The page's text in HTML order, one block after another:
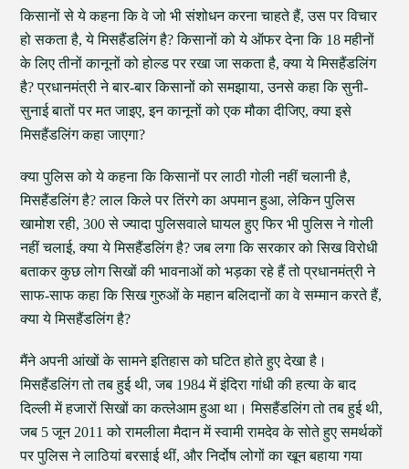
किसानों से ये कहना कि वे जो भी संशोधन करना चाहते हैं, उस पर विचार
हो सकता है, ये मिसहैंडलिंग है? किसानों को ये ऑफर देना कि 18 महीनों
के लिए तीनों कानूनों को होल्ड पर रखा जा सकता है, क्या ये मिसहैंडलिंग
है? प्रधानमंत्री ने बार-बार किसानों को समझाया, उनसे कहा कि सुनी-
सुनाई बातों पर मत जाइए, इन कानूनों को एक मौका दीजिए, क्या इसे
मिसहैंडलिंग कहा जाएगा?
क्या पुलिस को ये कहना कि किसानों पर लाठी गोली नहीं चलानी है,
मिसहैंडलिंग है? लाल किले पर तिंरगे का अपमान हुआ, लेकिन पुलिस
खामोश रही, 300 से ज्यादा पुलिसवाले घायल हुए फिर भी पुलिस ने गोली
नहीं चलाई, क्या ये मिसहैंडलिंग है? जब लगा कि सरकार को सिख विरोधी
बताकर कुछ लोग सिखों की भावनाओं को भड़का रहे हैं तो प्रधानमंत्री ने
साफ-साफ कहा कि सिख गुरुओं के महान बलिदानों का वे सम्मान करते हैं,
क्या ये मिसहैंडलिंग है?
मैंने अपनी आंखों के सामने इतिहास को घटित होते हुए देखा है।
मिसहैंडलिंग तो तब हुई थी, जब 1984 में इंदिरा गांधी की हत्या के बाद
दिल्ली में हजारों सिखों का कत्लेआम हुआ था। मिसहैंडलिंग तो तब हुई थी,
जब 5 जून 2011 को रामलीला मैदान में स्वामी रामदेव के सोते हुए समर्थकों
पर पुलिस ने लाठियां बरसाई थीं, और निर्दोष लोगों का खून बहाया गया